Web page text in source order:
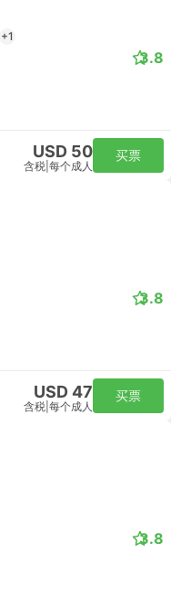
+1
3.8
USD 50
含税 每个成人
买票
3.8
USD 47
含税 每个成人
买票
3.8